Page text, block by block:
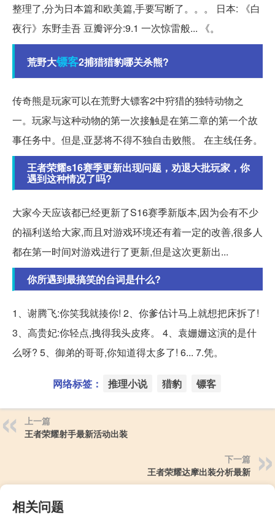
整理了,分为日本篇和欧美篇,手要写断了。。。 日本: 《白
夜行》东野圭吾 豆瓣评分:9.1 一次惊雷般... 《。
荒野大镖客2捕猎猎豹哪关杀熊?
传奇熊是玩家可以在荒野大镖客2中狩猎的独特动物之
一。玩家与这种动物的第一次接触是在第二章的第一个故
事任务中。但是,亚瑟将不得不独自击败熊。 在主线任务。
王者荣耀s16赛季更新出现问题，劝退大批玩家，你
遇到这种情况了吗?
大家今天应该都已经更新了S16赛季新版本,因为会有不少
的福利送给大家,而且对游戏环境还有着一定的改善,很多人
都在第一时间对游戏进行了更新,但是这次更新出...
你所遇到最搞笑的台词是什么?
1、谢腾飞:你笑我就揍你! 2、你爹估计马上就想把床拆了!
3、高贵妃:你轻点,拽得我头皮疼。 4、袁姗姗这演的是什
么呀? 5、御弟的哥哥,你知道得太多了! 6... 7.凭。
网络标签： 推理小说 猎豹 镖客
上一篇
王者荣耀射手最新活动出装
下一篇
王者荣耀达摩出装分析最新
相关问题